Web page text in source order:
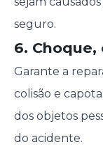
seguro.
6.
Garante a
colisão e
dos objetos
do acidente.